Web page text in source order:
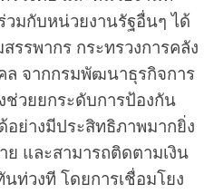
วมกับหน่วยงานรัฐอื่นๆ ได้
รรพากร กระทรวงการคลัง
จากกรมพัฒนาธุรกิจการ
วยยกระดับการป้องกัน
อย่างมีประสิทธิภาพมากยิ่ง
และสามารถติดตามเงิน
ท่วงที โดยการเชื่อมโยง